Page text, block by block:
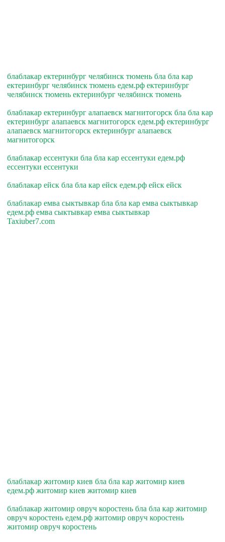
блаблакар ектеринбург челябинск тюмень бла бла кар
ектеринбург челябинск тюмень едем.рф ектеринбург
челябинск тюмень ектеринбург челябинск тюмень
блаблакар ектеринбург алапаевск магнитогорск бла бла кар
ектеринбург алапаевск магнитогорск едем.рф ектеринбург
алапаевск магнитогорск ектеринбург алапаевск
магнитогорск
блаблакар ессентуки бла бла кар ессентуки едем.рф
ессентуки ессентуки
блаблакар ейск бла бла кар ейск едем.рф ейск ейск
блаблакар емва сыктывкар бла бла кар емва сыктывкар
едем.рф емва сыктывкар емва сыктывкар
Taxiuber7.com
блаблакар житомир киев бла бла кар житомир киев
едем.рф житомир киев житомир киев
блаблакар житомир овруч коростень бла бла кар житомир
овруч коростень едем.рф житомир овруч коростень
житомир овруч коростень